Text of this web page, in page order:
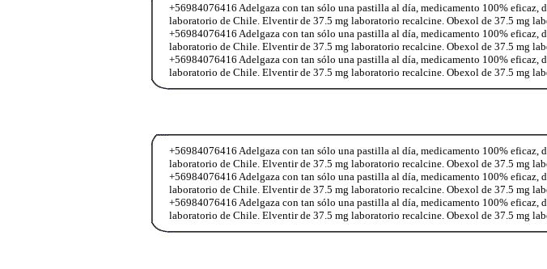
+56984076416 Adelgaza con tan sólo una pastilla al día, medicamento 100% eficaz,
laboratorio de Chile. Elventir de 37.5 mg laboratorio recalcine. Obexol de 37.5 mg
+56984076416 Adelgaza con tan sólo una pastilla al día, medicamento 100% eficaz,
laboratorio de Chile. Elventir de 37.5 mg laboratorio recalcine. Obexol de 37.5 mg
+56984076416 Adelgaza con tan sólo una pastilla al día, medicamento 100% eficaz,
laboratorio de Chile. Elventir de 37.5 mg laboratorio recalcine. Obexol de 37.5 mg
+56984076416 Adelgaza con tan sólo una pastilla al día, medicamento 100% eficaz,
laboratorio de Chile. Elventir de 37.5 mg laboratorio recalcine. Obexol de 37.5 mg
+56984076416 Adelgaza con tan sólo una pastilla al día, medicamento 100% eficaz,
laboratorio de Chile. Elventir de 37.5 mg laboratorio recalcine. Obexol de 37.5 mg
+56984076416 Adelgaza con tan sólo una pastilla al día, medicamento 100% eficaz,
laboratorio de Chile. Elventir de 37.5 mg laboratorio recalcine. Obexol de 37.5 mg